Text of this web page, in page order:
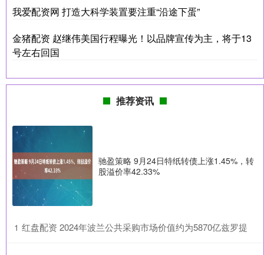
我爱配资网 打造大科学装置要注重“沿途下蛋”
金猪配资 赵继伟美国行程曝光！以品牌宣传为主，将于13
号左右回国
推荐资讯
驰盈策略 9月24日特纸转债上涨1.45%，转
股溢价率42.33%
1 ​红盘配资 2024年波兰公共采购市场价值约为5870亿兹罗提